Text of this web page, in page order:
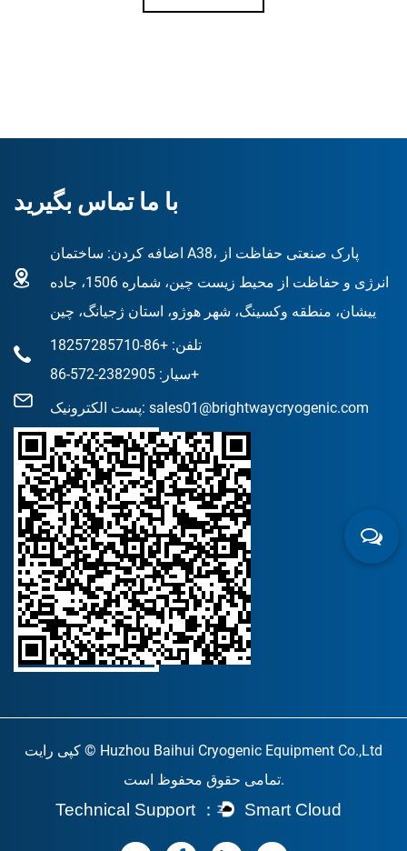
با ما تماس بگیرید
اضافه کردن: ساختمان A38، پارک صنعتی حفاظت از
انرژی و حفاظت از محیط زیست چین، شماره 1506، جاده
ییشان، منطقه وکسینگ، شهر هوژو، استان ژجیانگ، چین
تلفن: +86-18257285710
سیار: 2382905-572-86+
پست الکترونیک: sales01@brightwaycryogenic.com
کپی رایت © Huzhou Baihui Cryogenic Equipment Co.,Ltd
تمامی حقوق محفوظ است.